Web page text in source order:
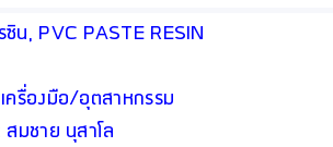
ซิน, PVC PASTE RESIN
เครื่องมือ/อุตสาหกรรม
สมชาย นุสาโล